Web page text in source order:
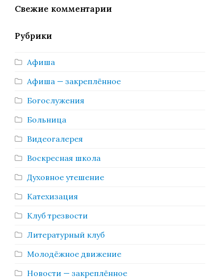
Свежие комментарии
Рубрики
Афиша
Афиша — закреплённое
Богослужения
Больница
Видеогалерея
Воскресная школа
Духовное утешение
Катехизация
Клуб трезвости
Литературный клуб
Молодёжное движение
Новости — закреплённое